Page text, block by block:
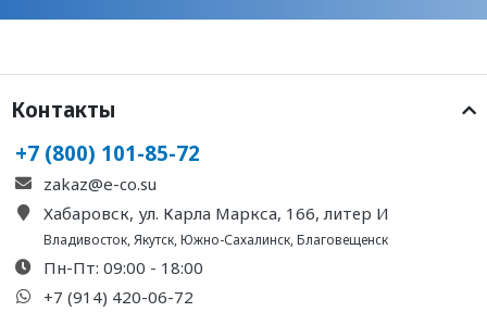
Контакты
+7 (800) 101-85-72
zakaz@e-co.su
Хабаровск, ул. Карла Маркса, 166, литер И
Владивосток,Якутск,Южно-Сахалинск,Благовещенск
Пн-Пт: 09:00 - 18:00
+7 (914) 420-06-72